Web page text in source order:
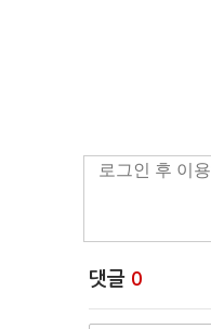
댓글 0